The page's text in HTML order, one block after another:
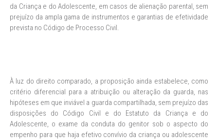
da Criança e do Adolescente, em casos de alienação parental, sem
prejuízo da ampla gama de instrumentos e garantias de efetividade
prevista no Código de Processo Civil.
À luz do direito comparado, a proposição ainda estabelece, como
critério diferencial para a atribuição ou alteração da guarda, nas
hipóteses em que inviável a guarda compartilhada, sem prejuízo das
disposições do Código Civil e do Estatuto da Criança e do
Adolescente, o exame da conduta do genitor sob o aspecto do
empenho para que haja efetivo convívio da criança ou adolescente